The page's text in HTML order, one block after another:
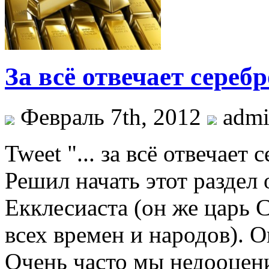
За всё отвечает
Февраль 7th, 2012
Tweet "... за всё отвечает
Решил начать этот
Екклесиаста (он же царь
всех времен и народов).
Очень часто мы